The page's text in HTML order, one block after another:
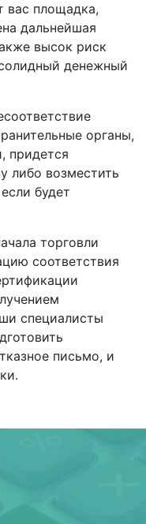
вас площадка,
дальнейшая
высок риск
денежный
органы,
придется
либо возместить
будет
торговли
соответствия
специалисты
письмо, и